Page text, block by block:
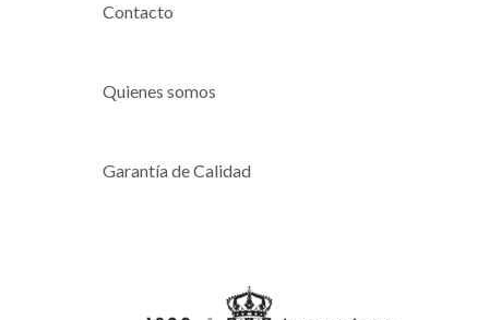
Contacto
Quienes somos
Garantía de Calidad